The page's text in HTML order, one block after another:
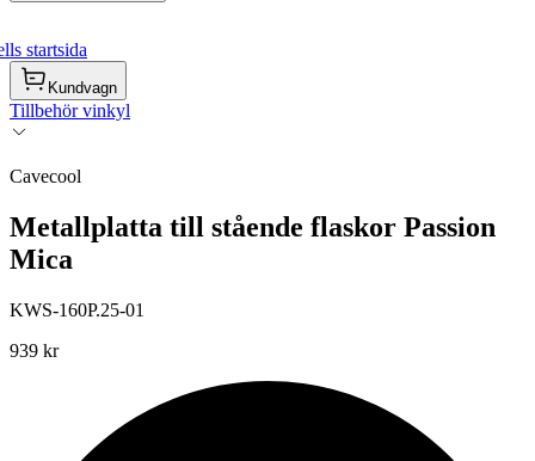
startsida
Kundvagn
Tillbehör vinkyl
Cavecool
Metallplatta till stående flaskor Passion
Mica
KWS-160P.25-01
939 kr